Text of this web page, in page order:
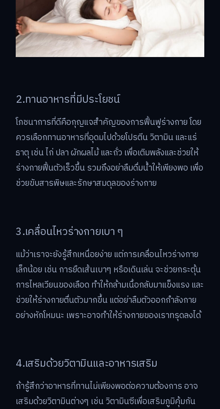
2.ทานอาหารที่มีประโยชน์
โภชนาการที่ดีคือกุญแจสำคัญของการฟื้นฟูร่างกาย โดย
ควรเลือกทานอาหารที่อุดมไปด้วยโปรตีน วิตามิน และแร่
ธาตุ เช่น ไก่ ปลา ผักผลไม้ และถั่ว เพื่อเติมพลังและช่วยให้
ร่างกายฟื้นตัวเร็วขึ้น รวมถึงอย่าลืมดื่มน้ำให้เพียงพอ เพื่อ
ช่วยขับสารพิษและรักษาสมดุลของร่างกาย
3.เคลื่อนไหวร่างกายเบา ๆ
แม้ว่าเราจะยังรู้สึกเหนื่อยง่าย แต่การเคลื่อนไหวร่างกาย
เล็กน้อย เช่น การยืดเส้นเบาๆ หรือเดินเล่น จะช่วยกระตุ้น
การไหลเวียนของเลือด ทำให้กล้ามเนื้อกลับมาแข็งแรง และ
ช่วยให้ร่างกายตื่นตัวมากขึ้น แต่อย่าลืมตัวออกกำลังกาย
อย่างหักโหมนะ เพราะอาจทำให้ร่างกายของเราทรุดลงได้
4.เสริมด้วยวิตามินและอาหารเสริม
ถ้ารู้สึกว่าอาหารที่ทานไม่เพียงพอต่อความต้องการ อาจ
เสริมด้วยวิตามินต่างๆ เช่น วิตามินซีเพื่อเสริมภูมิคุ้มกัน